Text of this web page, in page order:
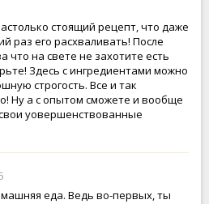
стоящий рецепт, что даже
раз его расхваливать! После
что на свете не захотите есть
Здесь с ингредиентами можно
строгость. Все и так
Ну а с опытом сможете и вообще
уовершенствованные
еда. Ведь во-первых, ты